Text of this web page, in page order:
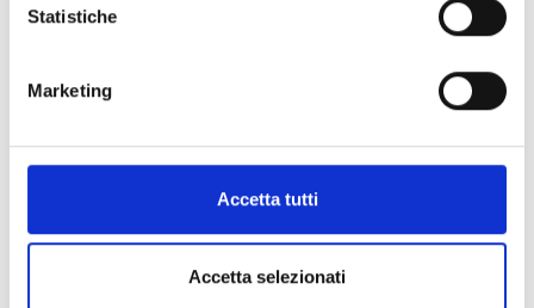
Statistiche
Marketing
Accetta tutti
Accetta selezionati
+ altre date
Rafting per tutta la famiglia
Sport, Famiglie